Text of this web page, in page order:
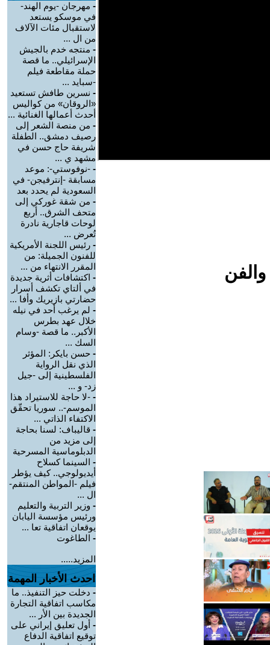
- مهرجان -يوم الهند-
في موسكو يستعد
لاستقبال مئات الآلاف
من ال ...
- منتجه خدم بالجيش
الإسرائيلي.. ما قصة
حملة مقاطعة فيلم
-سبايد ...
- نسرين طافش تستعيد
«الروقان» من كواليس
أحدث أعمالها الغنائية ...
- من منصة الشعر إلى
رصيف دمشق.. الطفلة
شريفة حاج حسن في
مشهد ي ...
- -نوفوستي-: موعد
مسابقة -إنترفيجن- في
السعودية لم يحدد بعد
- من شقة غوركي إلى
متحف الشرق.. أربع
لوحات قاجارية نادرة
تُعرض ...
- رئيس اللجنة الأمريكية
للفنون الجميلة: من
المقرر الانتهاء من ...
- اكتشافات أثرية جديدة
في ألتاي تكشف أسرار
حضارتي بازيريك وأفا ...
- لم يرغب أحد في نيله
خلال عهد بطرس
الأكبر.. ما قصة -وسام
السك ...
- حسن بايكر: المؤثر
الذي نقل الرواية
الفلسطينية إلى -جيل
زد- و ...
- -لا حاجة للاستيراد هذا
الموسم-.. سوريا تحقّق
الاكتفاء الذاتي ...
- قاليباف: لسنا بحاجة
إلى مزيد من
الدبلوماسية المسرحية
- السينما كسلاح
أيديولوجي.. كيف يؤطر
فيلم -المواطن المنتقم-
ال ...
- وزير التربية والتعليم
ورئيس مؤسسة اليابان
يوقعان اتفاقية تعا ...
- الطاغوت
المزيد.....
احدث الأخبار المهمة
- دخلت حيز التنفيذ.. ما
مكاسب اتفاقية التجارة
الجديدة بين الأر ...
- أول تعليق إيراني على
توقيع اتفاقية الدفاع